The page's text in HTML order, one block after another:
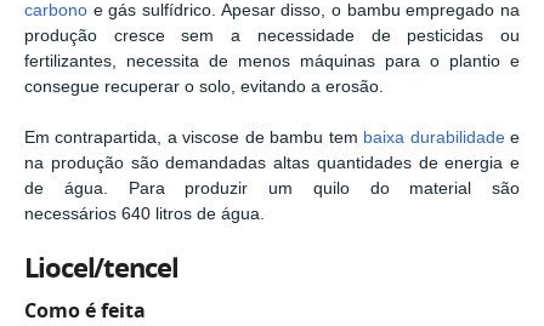
carbono e gás sulfídrico. Apesar disso, o bambu empregado na
produção cresce sem a necessidade de pesticidas ou
fertilizantes, necessita de menos máquinas para o plantio e
consegue recuperar o solo, evitando a erosão.
Em contrapartida, a viscose de bambu tem baixa durabilidadee
na produção são demandadas altas quantidades de energia e
de água. Para produzir um quilo do material são
necessários 640 litros de água.
Liocel/tencel
Como é feita